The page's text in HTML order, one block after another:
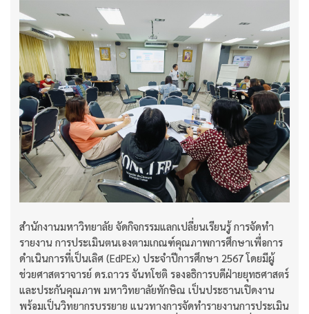
สำนักงานมหาวิทยาลัย จัดกิจกรรมแลกเปลี่ยนเรียนรู้ การจัดทำ
รายงาน การประเมินตนเองตามเกณฑ์คุณภาพการศึกษาเพื่อการ
ดำเนินการที่เป็นเลิศ (EdPEx) ประจำปีการศึกษา 2567 โดยมีผู้
ช่วยศาสตราจารย์ ดร.ถาวร จันทโชติ รองอธิการบดีฝ่ายยุทธศาสตร์
และประกันคุณภาพ มหาวิทยาลัยทักษิณ เป็นประธานเปิดงาน
พร้อมเป็นวิทยากรบรรยาย แนวทางการจัดทำรายงานการประเมิน